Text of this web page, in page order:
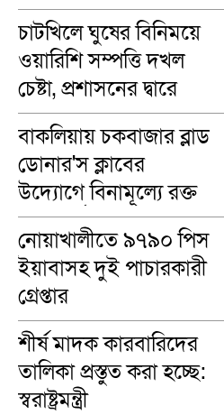
চাটখিলে ঘুষের বিনিময়ে
ওয়ারিশি সম্পত্তি দখল
চেষ্টা, প্রশাসনের দ্বারে
ভুক্তভোগীরা
বাকলিয়ায় চকবাজার ব্লাড
ডোনার'স ক্লাবের
উদ্যোগে বিনামূল্যে রক্ত
গ্রুপ নির্ণয়
নোয়াখালীতে ৯৭৯০ পিস
ইয়াবাসহ দুই পাচারকারী
গ্রেপ্তার
শীর্ষ মাদক কারবারিদের
তালিকা প্রস্তুত করা হচ্ছে:
স্বরাষ্ট্রমন্ত্রী